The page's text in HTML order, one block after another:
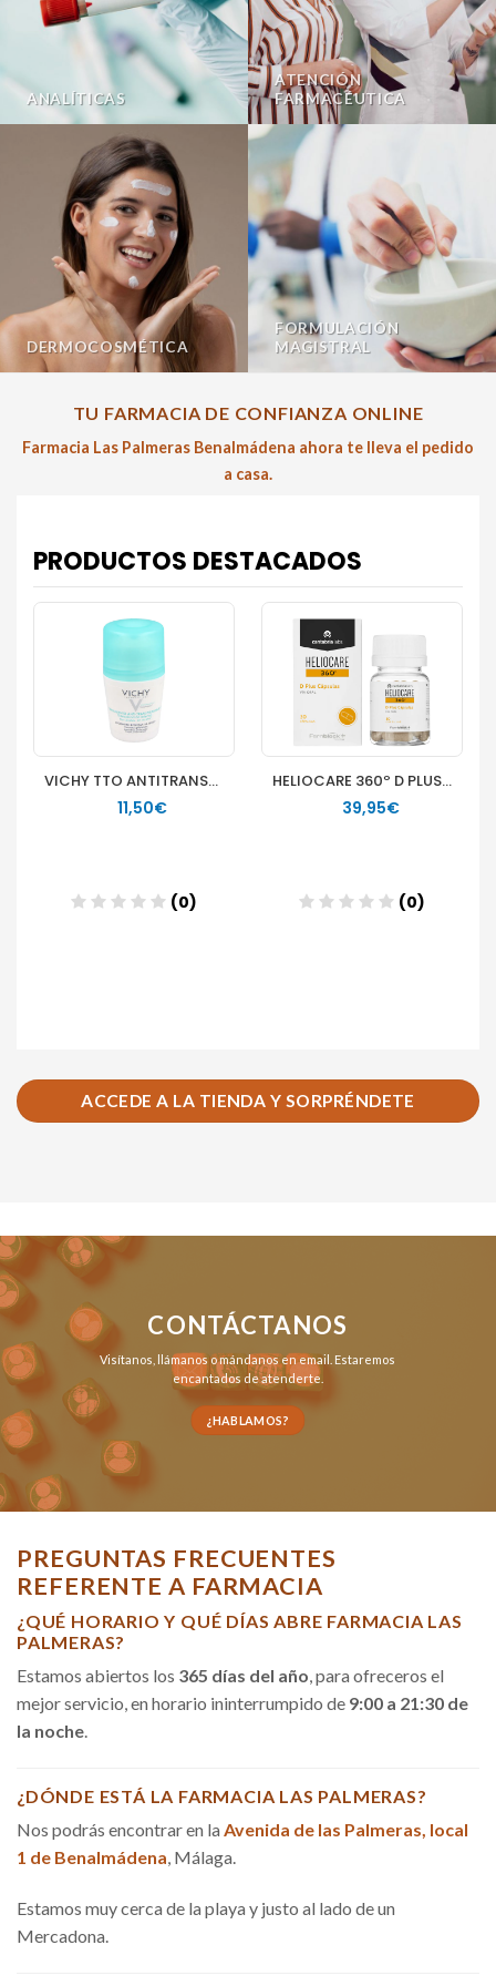
ANALÍTICAS
ATENCIÓN
FARMACÉUTICA
DERMOCOSMÉTICA
FORMULACIÓN
MAGISTRAL
TU FARMACIA DE CONFIANZA ONLINE
Farmacia Las Palmeras Benalmádena ahora te lleva el pedido
a casa.
ACCEDE A LA TIENDA Y SORPRÉNDETE
CONTÁCTANOS
Visítanos, llámanosomándanos en email . Estaremos
encantados de atenderte.
¿HABLAMOS?
PREGUNTAS FRECUENTES
REFERENTE A FARMACIA
¿QUÉ HORARIO Y QUÉ DÍAS ABRE FARMACIA LAS
PALMERAS?
Estamos abiertos los 365 días del año, para ofreceros el
mejor servicio, en horario ininterrumpido de 9:00 a 21:30 de
la noche.
¿DÓNDE ESTÁ LA FARMACIA LAS PALMERAS?
Nos podrás encontrar en la Avenida de las Palmeras, local
1 de Benalmádena, Málaga.
Estamos muy cerca de la playa y justo al lado de un
Mercadona.